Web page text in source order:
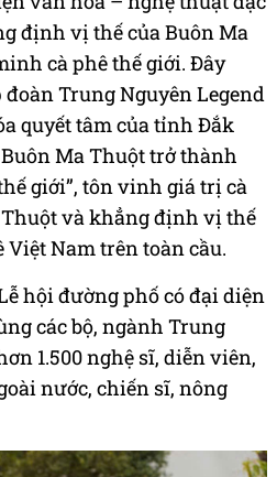
định vị thế của Buôn Ma
cà phê thế giới. Đây
Trung Nguyên Legend
quyết tâm của tỉnh Đắk
Ma Thuột trở thành
giới”, tôn vinh giá trị cà
và khẳng định vị thế
Việt Nam trên toàn cầu.
hội đường phố có đại diện
các bộ, ngành Trung
1.500 nghệ sĩ, diễn viên,
nước, chiến sĩ, nông